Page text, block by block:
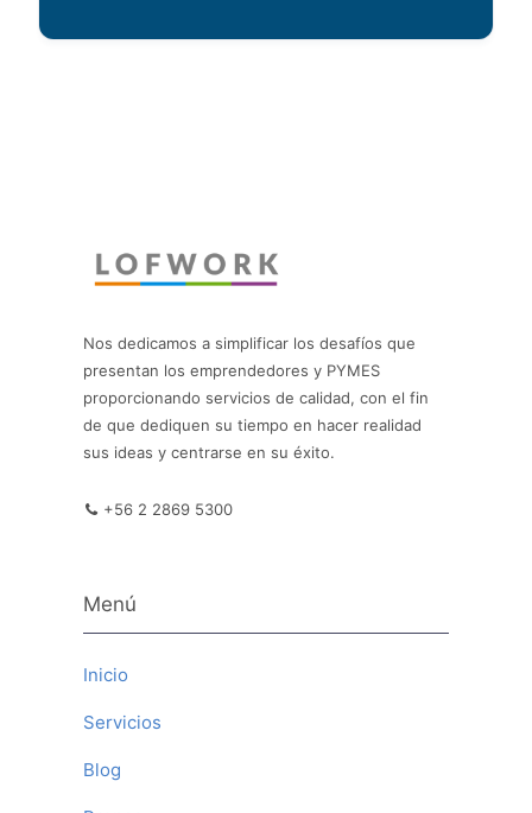
Nos dedicamos a simplificar los desafíos que
presentan los emprendedores y PYMES
proporcionando servicios de calidad, con el fin
de que dediquen su tiempo en hacer realidad
sus ideas y centrarse en su éxito.
+56 2 2869 5300
Menú
Inicio
Servicios
Blog